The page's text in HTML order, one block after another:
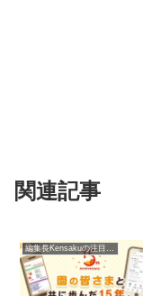
関連記事
編集長Kensakuの注目ネタ